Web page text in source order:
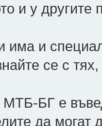
и у другите
има и
се с
БГ е
да